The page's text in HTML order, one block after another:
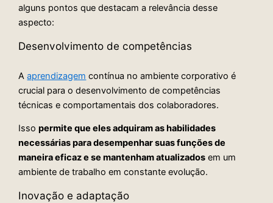
alguns pontos que destacam a relevância desse
aspecto:
Desenvolvimento de competências
Aaprendizagem contínua no ambiente corporativo é
crucial para o desenvolvimento de competências
técnicas e comportamentais dos colaboradores.
Issopermite que eles adquiram as habilidades
necessárias para desempenhar suas funções de
maneira eficaz e se mantenham atualizados em um
ambiente de trabalho em constante evolução.
Inovação e adaptação